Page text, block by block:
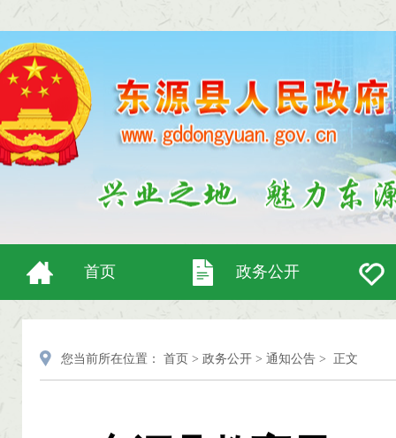
首页 政务公开
您当前所在位置： 首页 > 政务公开 > 通知公告 > 正文